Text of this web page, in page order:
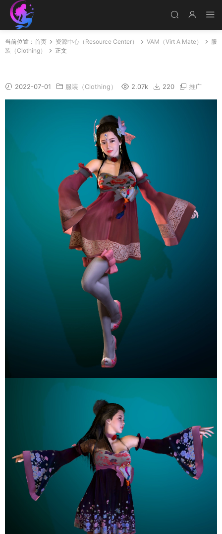
当前位置： 首页 资源中心（Resource Center） VAM（Virt A Mate）
服
装（Clothing）
正文
2022-07-01 服装（Clothing） 2.07k 220 推广